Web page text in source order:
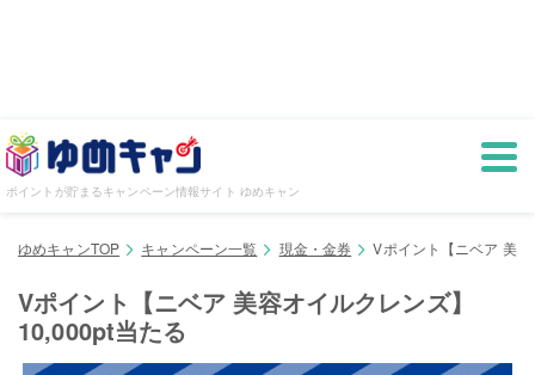
ポイントが貯まるキャンペーン情報サイト ゆめキャン
ゆめキャンTOP キャンペーン一覧 現金・金券 Vポイント【ニベア 美
Vポイント【ニベア 美容オイルクレンズ】
10,000pt当たる